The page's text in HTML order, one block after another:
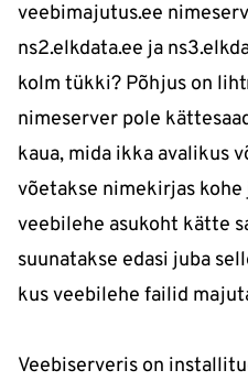
veebimajutus.ee
ns2.elkdata.ee ja
kolm tükki? Põhjus on
nimeserver pole
kaua, mida ikka avalikus
võetakse nimekirjas
veebilehe asukoht kätte
suunatakse edasi juba
kus veebilehe failid
Veebiserveris on